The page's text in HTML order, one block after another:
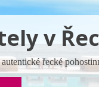
v
řecké